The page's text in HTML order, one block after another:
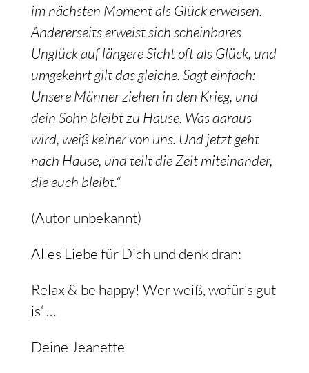
im nächsten Moment als Glück erweisen.
Andererseits erweist sich scheinbares
Unglück auf längere Sicht oft als Glück, und
umgekehrt gilt das gleiche. Sagt einfach:
Unsere Männer ziehen in den Krieg, und
dein Sohn bleibt zu Hause. Was daraus
wird, weiß keiner von uns. Und jetzt geht
nach Hause, und teilt die Zeit miteinander,
die euch bleibt.“
(Autor unbekannt)
Alles Liebe für Dich und denk dran:
Relax & be happy! Wer weiß, wofür’s gut
is‘ …
Deine Jeanette